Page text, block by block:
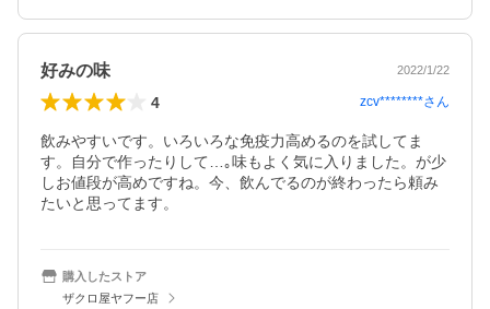
好みの味 2022/1/22
4 zcv********さん
飲みやすいです。いろいろな免疫力高めるのを試してま
す。自分で作ったりして…｡味もよく気に入りました。が少
しお値段が高めですね。今、飲んでるのが終わったら頼み
たいと思ってます。
購入したストア
ザクロ屋ヤフー店